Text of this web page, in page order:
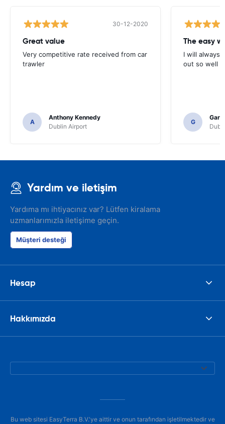
30-12-2020
Great value
Very competitive rate received from car
trawler
A
Anthony Kennedy
Dublin Airport
I will always
out so well
G
Gary
Yardım ve iletişim
Yardıma mı ihtiyacınız var? Lütfen kiralama
uzmanlarımızla iletişime geçin.
Müşteri desteği
Hesap
Hakkımızda
Bu web sitesi EasyTerra B.V.'ye aittir ve onun tarafından işletilmektedir ve